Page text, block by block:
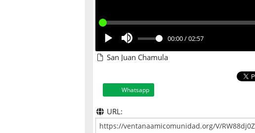
00:00/02:57
San Juan Chamula
Whatsapp
URL: